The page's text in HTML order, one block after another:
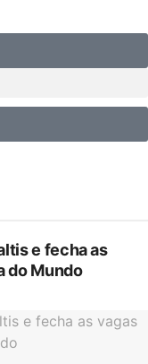
e fecha as
do Mundo